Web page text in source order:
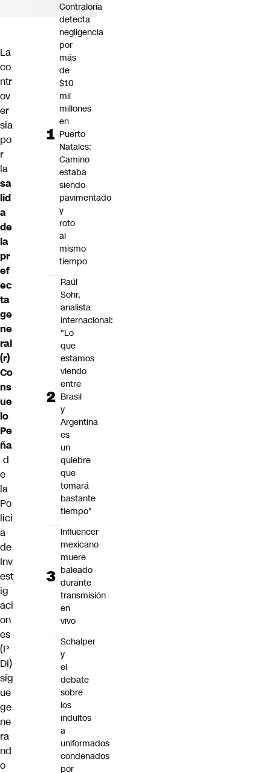
La
co
ntr
ov
er
sia
po
r
la
sa
lid
a
de
la
pr
ef
ec
ta
ge
ne
ral
(r)
Co
ns
ue
lo
Pe
ña
d
e
la
Po
lici
a
de
Inv
est
ig
aci
on
es
(P
DI)
sig
ue
ge
ne
ra
nd
o
Contraloría
detecta
negligencia
por
más
de
$10
mil
millones
en
Puerto
Natales:
Camino
estaba
siendo
pavimentado
y
roto
al
mismo
tiempo
Raúl
Sohr,
analista
internacional:
"Lo
que
estamos
viendo
entre
Brasil
y
Argentina
es
un
quiebre
que
tomará
bastante
tiempo"
Influencer
mexicano
muere
baleado
durante
transmisión
en
vivo
Schalper
y
el
debate
sobre
los
indultos
a
uniformados
condenados
por